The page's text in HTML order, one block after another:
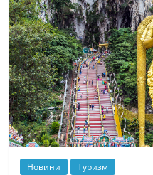
Новини Туризм